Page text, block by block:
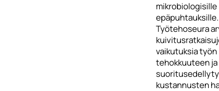
mikrobiologisille
epäpuhtauksille.
Työtehoseura
vaikutuksia työn
tehokkuuteen ja
kustannusten